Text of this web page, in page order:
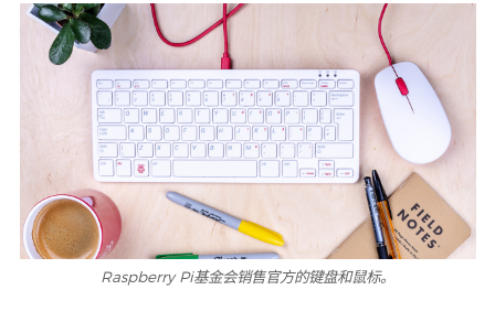
Raspberry Pi基金会销售官方的键盘和鼠标。